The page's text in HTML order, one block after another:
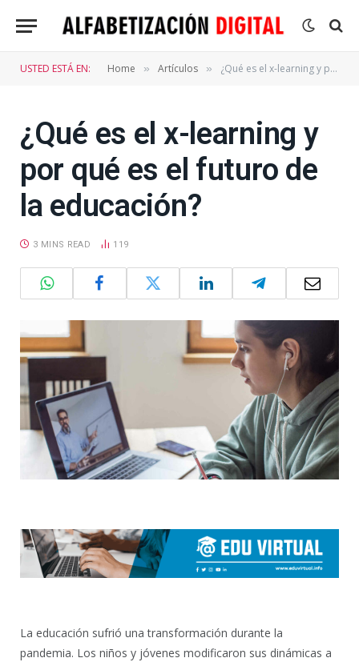
USTED ESTÁ EN: Home » Artículos » ¿Qué es el x-learning y por qué es el futuro de la educación?
¿Qué es el x-learning y
por qué es el futuro de
la educación?
3 MINS READ 119
La educación sufrió una transformación durante la
pandemia. Los niños y jóvenes modificaron sus dinámicas a